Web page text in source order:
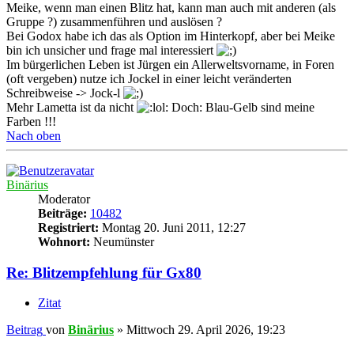
Meike, wenn man einen Blitz hat, kann man auch mit anderen (als
Gruppe ?) zusammenführen und auslösen ?
Bei Godox habe ich das als Option im Hinterkopf, aber bei Meike
bin ich unsicher und frage mal interessiert
Im bürgerlichen Leben ist Jürgen ein Allerweltsvorname, in Foren
(oft vergeben) nutze ich Jockel in einer leicht veränderten
Schreibweise -> Jock-l
Mehr Lametta ist da nicht
Doch: Blau-Gelb sind meine
Farben !!!
Nach oben
Binärius
Moderator
Beiträge: 10482
Registriert: Montag 20. Juni 2011, 12:27
Wohnort: Neumünster
Re: Blitzempfehlung für Gx80
Zitat
Beitrag von Binärius » Mittwoch 29. April 2026, 19:23